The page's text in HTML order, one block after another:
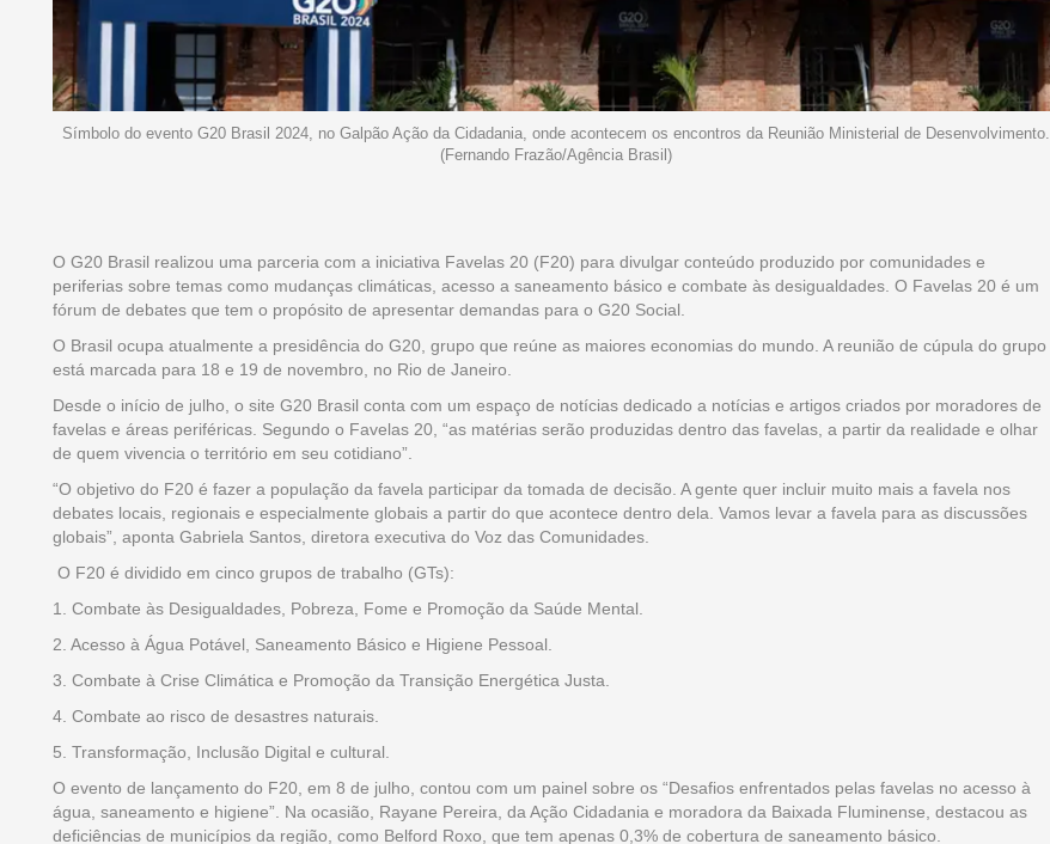
Símbolo do evento G20 Brasil 2024, no Galpão Ação da Cidadania, onde acontecem os encontros da Reunião Ministerial de Desenvolvimento.
(Fernando Frazão/Agência Brasil)
O G20 Brasil realizou uma parceria com a iniciativa Favelas 20 (F20) para divulgar conteúdo produzido por comunidades e
periferias sobre temas como mudanças climáticas, acesso a saneamento básico e combate às desigualdades. O Favelas 20 é um
fórum de debates que tem o propósito de apresentar demandas para o G20 Social.
O Brasil ocupa atualmente a presidência do G20, grupo que reúne as maiores economias do mundo. A reunião de cúpula do grupo
está marcada para 18 e 19 de novembro, no Rio de Janeiro.
Desde o início de julho, o site G20 Brasil conta com um espaço de notícias dedicado a notícias e artigos criados por moradores de
favelas e áreas periféricas. Segundo o Favelas 20, “as matérias serão produzidas dentro das favelas, a partir da realidade e olhar
de quem vivencia o território em seu cotidiano”.
“O objetivo do F20 é fazer a população da favela participar da tomada de decisão. A gente quer incluir muito mais a favela nos
debates locais, regionais e especialmente globais a partir do que acontece dentro dela. Vamos levar a favela para as discussões
globais”, aponta Gabriela Santos, diretora executiva do Voz das Comunidades.
O F20 é dividido em cinco grupos de trabalho (GTs):
1. Combate às Desigualdades, Pobreza, Fome e Promoção da Saúde Mental.
2. Acesso à Água Potável, Saneamento Básico e Higiene Pessoal.
3. Combate à Crise Climática e Promoção da Transição Energética Justa.
4. Combate ao risco de desastres naturais.
5. Transformação, Inclusão Digital e cultural.
O evento de lançamento do F20, em 8 de julho, contou com um painel sobre os “Desafios enfrentados pelas favelas no acesso à
água, saneamento e higiene”. Na ocasião, Rayane Pereira, da Ação Cidadania e moradora da Baixada Fluminense, destacou as
deficiências de municípios da região, como Belford Roxo, que tem apenas 0,3% de cobertura de saneamento básico.